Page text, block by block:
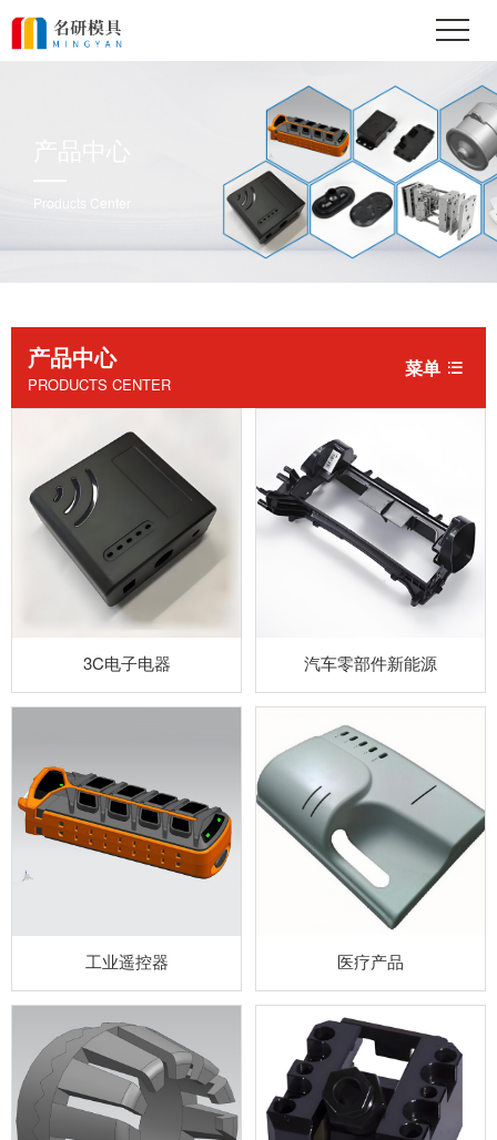
Products Center
产品中心
PRODUCTS CENTER
菜单 
3C电子电器 汽车零部件新能源
工业遥控器 医疗产品